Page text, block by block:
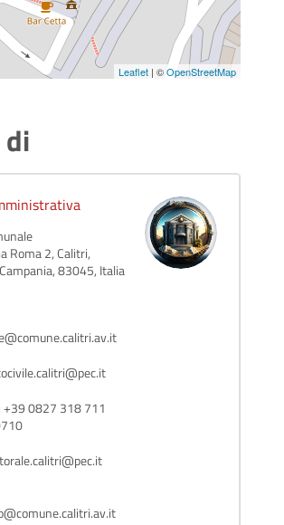
Leaflet | ©OpenStreetMap
Roma 2, Calitri,
83045, Italia
: +39 0827 318 711